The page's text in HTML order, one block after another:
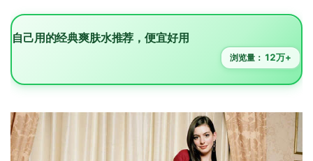
自己用的经典爽肤水推荐，便宜好用
浏览量： 12万+